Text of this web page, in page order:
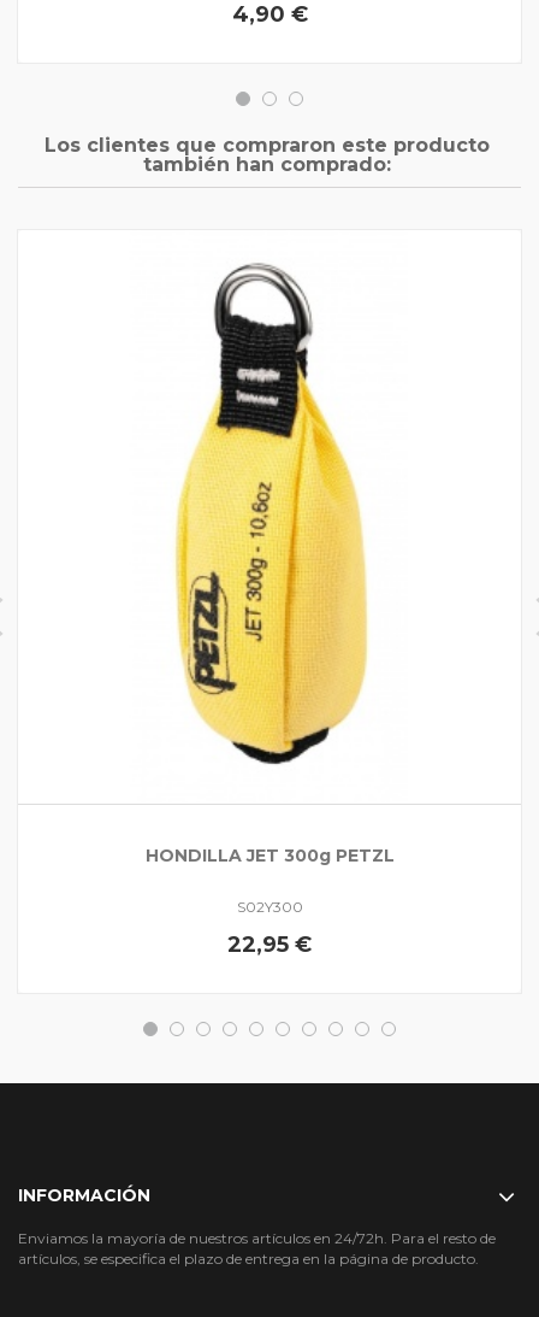
4,90 €
Los clientes que compraron este producto
también han comprado:
HONDILLA JET 300g PETZL
S02Y300
22,95 €
INFORMACIÓN
Enviamos la mayoría de nuestros artículos en 24/72h. Para el resto de
artículos, se especifica el plazo de entrega en la página de producto.